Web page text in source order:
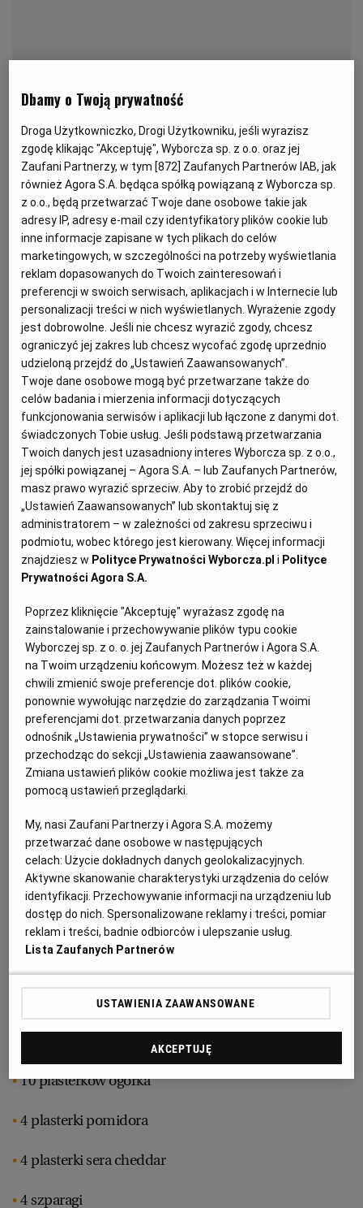
KUCHNIA HISZPAŃSKA
KUCHNIA NIEMIECKA
KALISZ
KATOWICE
KIELCE
KOSZALIN
KRAKÓW
LUBLIN
ŁÓDŹ
OLSZTYN
OPOLE
POZNAŃ
RADOM
RYBNIK
RZESZÓW
SOSNOWIEC
SZCZECIN
TORUŃ
WAŁBRZYCH
WARSZAWA
WROCŁAW
ZAKOPANE
KSIĄŻKI. MAGAZYN DO CZYTANIA
NASZA EUROPA
SŁÓWKA. MAGAZYN O JĘZYKU
ARCHIWUM
INNE SERWISY
GAZETA.PL
TOK FM
SPORT.PL
PUBLIO.PL
KULTURALNYSKLEP.PL
DZIECKO
ZDROWIE
POGODA
PODRÓŻE
WIDEO
FORUM
Przepis dla 2 osób
Burger z kaszy jaglanej i buraka ze
szparagami - składniki:
Burger:
1/2 szklanki kaszy jaglanej
2 buraki
½ cebuli
2 ząbki czosnku
1 jajko
1 łyżka ziaren słonecznika
2 łyżki mąki pełnoziarnistej
łyżka posiekanej natki pietruszki
2 łyżki oliwy z oliwek
szczypta soli
przyprawy (po pół łyżeczki): pieprz, kurkuma, chili,
mielony imbir
Dodatki do burgera:
2 bułki do burgera
8 listków sałaty
10 plasterków ogórka
4 plasterki pomidora
4 plasterki sera cheddar
4 szparagi
Dbamy o Twoją prywatność
Droga Użytkowniczko, Drogi Użytkowniku, jeśli wyrazisz
zgodę klikając "Akceptuję", Wyborcza sp. z o.o. oraz jej
Zaufani Partnerzy, w tym [872] Zaufanych Partnerów IAB, jak
również Agora S.A. będąca spółką powiązaną z Wyborcza sp.
z o.o., będą przetwarzać Twoje dane osobowe takie jak
adresy IP, adresy e-mail czy identyfikatory plików cookie lub
inne informacje zapisane w tych plikach do celów
marketingowych, w szczególności na potrzeby wyświetlania
reklam dopasowanych do Twoich zainteresowań i
preferencji w swoich serwisach, aplikacjach i w Internecie lub
personalizacji treści w nich wyświetlanych. Wyrażenie zgody
jest dobrowolne. Jeśli nie chcesz wyrazić zgody, chcesz
ograniczyć jej zakres lub chcesz wycofać zgodę uprzednio
udzieloną przejdź do „Ustawień Zaawansowanych”.
Twoje dane osobowe mogą być przetwarzane także do
celów badania i mierzenia informacji dotyczących
funkcjonowania serwisów i aplikacji lub łączone z danymi dot.
świadczonych Tobie usług. Jeśli podstawą przetwarzania
Twoich danych jest uzasadniony interes Wyborcza sp. z o.o.,
jej spółki powiązanej – Agora S.A. – lub Zaufanych Partnerów,
masz prawo wyrazić sprzeciw. Aby to zrobić przejdź do
„Ustawień Zaawansowanych” lub skontaktuj się z
administratorem – w zależności od zakresu sprzeciwu i
podmiotu, wobec którego jest kierowany. Więcej informacji
znajdziesz w Polityce Prywatności Wyborcza.pl i Polityce
Prywatności Agora S.A.
Poprzez kliknięcie "Akceptuję" wyrażasz zgodę na
zainstalowanie i przechowywanie plików typu cookie
Wyborczej sp. z o. o. jej Zaufanych Partnerów i Agora S.A.
na Twoim urządzeniu końcowym. Możesz też w każdej
chwili zmienić swoje preferencje dot. plików cookie,
ponownie wywołując narzędzie do zarządzania Twoimi
preferencjami dot. przetwarzania danych poprzez
odnośnik „Ustawienia prywatności” w stopce serwisu i
przechodząc do sekcji „Ustawienia zaawansowane”.
Zmiana ustawień plików cookie możliwa jest także za
pomocą ustawień przeglądarki.
My, nasi Zaufani Partnerzy i Agora S.A. możemy
przetwarzać dane osobowe w następujących
celach:Użycie dokładnych danych geolokalizacyjnych.
Aktywne skanowanie charakterystyki urządzenia do celów
identyfikacji. Przechowywanie informacji na urządzeniu lub
dostęp do nich. Spersonalizowane reklamy i treści, pomiar
reklam i treści, badnie odbiorców i ulepszanie usług.
Lista Zaufanych Partnerów
USTAWIENIA ZAAWANSOWANE
AKCEPTUJĘ